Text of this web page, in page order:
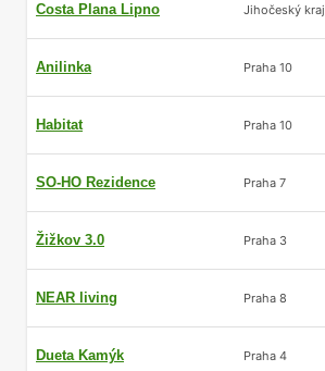
Costa Plana Lipno Jihočeský kraj
Anilinka Praha 10
Habitat Praha 10
SO-HO Rezidence Praha 7
Žižkov 3.0 Praha 3
NEAR living Praha 8
Dueta Kamýk Praha 4